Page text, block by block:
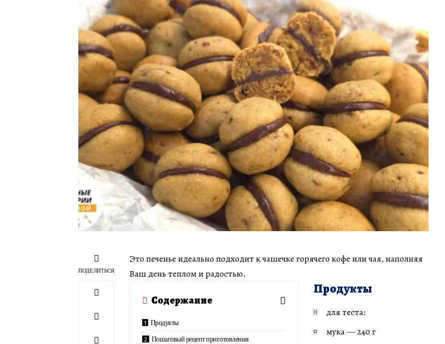
ПОДЕЛИТЬСЯ
Это печенье идеально подходит к чашечке горячего кофе или чая, наполняя
Ваш день теплом и радостью.
Содержание
Продукты
Пошаговый рецепт приготовления
Продукты
для теста:
мука — 240 г